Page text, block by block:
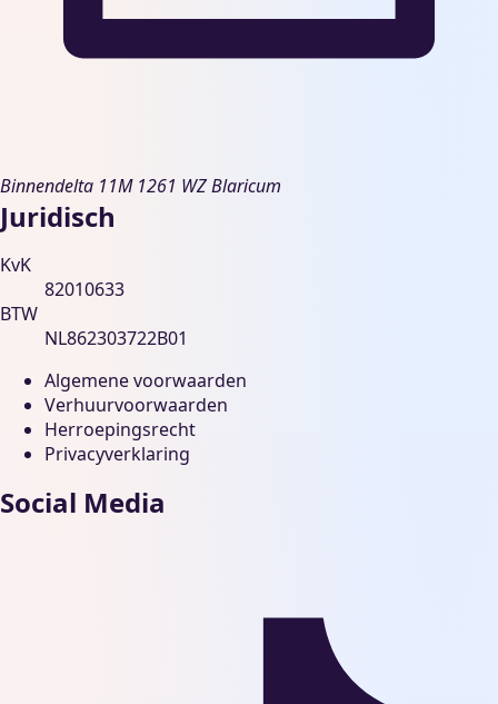
Binnendelta 11M 1261 WZ Blaricum
Juridisch
KvK
82010633
BTW
NL862303722B01
Algemene voorwaarden
Verhuurvoorwaarden
Herroepingsrecht
Privacyverklaring
Social Media